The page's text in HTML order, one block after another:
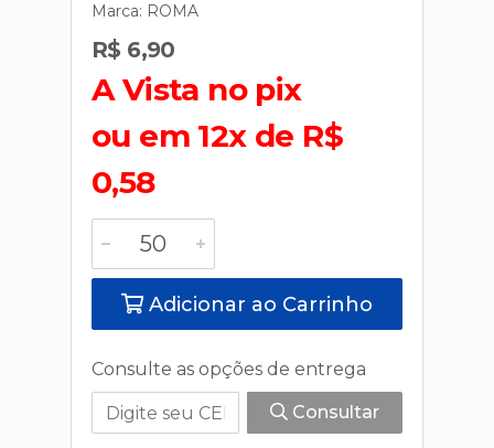
Marca: ROMA
R$ 6,90
A Vista no pix
ou em 12x de R$
0,58
Adicionar ao Carrinho
Consulte as opções de entrega
Consultar